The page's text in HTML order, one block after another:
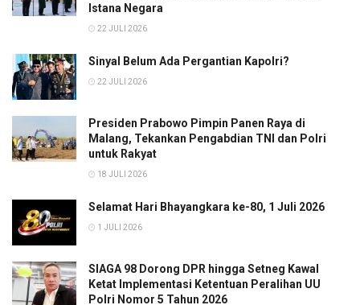
Istana Negara
22 JULI 2026
Sinyal Belum Ada Pergantian Kapolri?
22 JULI 2026
Presiden Prabowo Pimpin Panen Raya di
Malang, Tekankan Pengabdian TNI dan Polri
untuk Rakyat
18 JULI 2026
Selamat Hari Bhayangkara ke-80, 1 Juli 2026
1 JULI 2026
SIAGA 98 Dorong DPR hingga Setneg Kawal
Ketat Implementasi Ketentuan Peralihan UU
Polri Nomor 5 Tahun 2026